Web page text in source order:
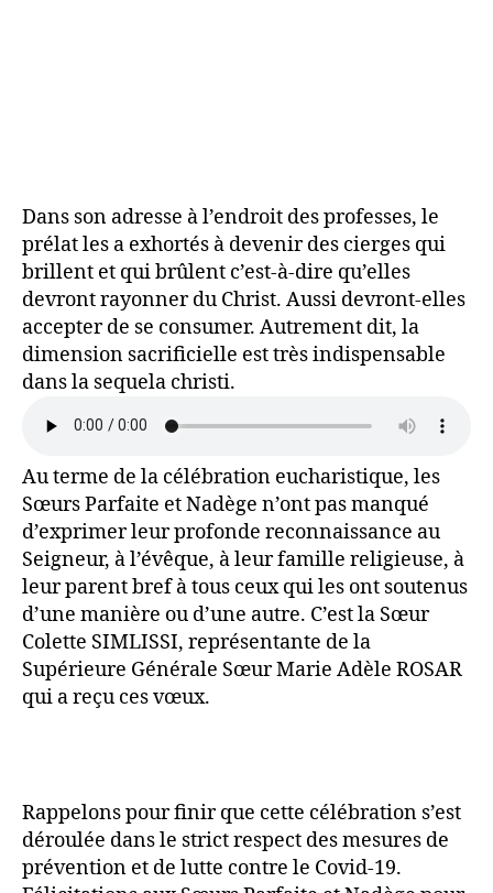
Dans son adresse à l’endroit des professes, le
prélat les a exhortés à devenir des cierges qui
brillent et qui brûlent c’est-à-dire qu’elles
devront rayonner du Christ. Aussi devront-elles
accepter de se consumer. Autrement dit, la
dimension sacrificielle est très indispensable
dans la sequela christi.
Au terme de la célébration eucharistique, les
Sœurs Parfaite et Nadège n’ont pas manqué
d’exprimer leur profonde reconnaissance au
Seigneur, à l’évêque, à leur famille religieuse, à
leur parent bref à tous ceux qui les ont soutenus
d’une manière ou d’une autre. C’est la Sœur
Colette SIMLISSI, représentante de la
Supérieure Générale Sœur Marie Adèle ROSAR
qui a reçu ces vœux.
Rappelons pour finir que cette célébration s’est
déroulée dans le strict respect des mesures de
prévention et de lutte contre le Covid-19.